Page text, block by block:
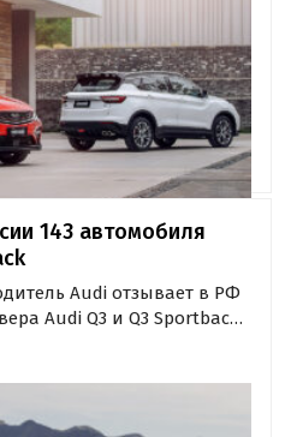
143 автомобиля
Audi отзывает в РФ
Audi Q3 и Q3 Sportback
и что», под отзыв попали